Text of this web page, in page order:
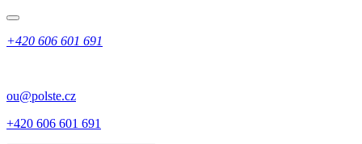
+420 606 601 691
ou@polste.cz
+420 606 601 691